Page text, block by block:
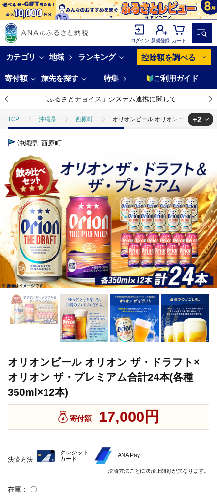
ログイン 新規登録 カート
カテゴリ 地域 ランキング 控除額を調べる
寄付額 旅先を探す 特集 ご利用ガイド
「ふるさとチョイス」システム連携に関して
TOP 沖縄県 西原町 オリオンビール オリオン ザ・ドラフ
TOP
酒
+2
沖縄県 西原町
オリオンビール オリオン ザ・ドラフト×
オリオン ザ・プレミアム合計24本(各種
350ml×12本)
寄付額 17,000円
在庫： 〇
決済方法
クレジット
カード
ANA Pay
決済方法ごとに決済上限額が異なります。